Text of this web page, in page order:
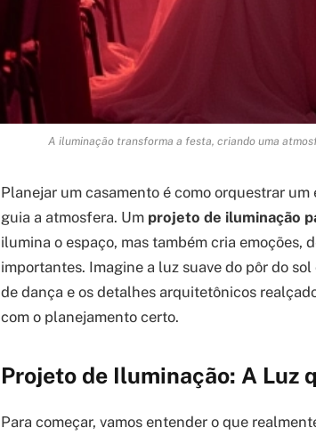
A iluminação transforma a festa, criando uma
Planejar um casamento é como orquestrar
guia a atmosfera. Um projeto de iluminação
ilumina o espaço, mas também cria emoções,
importantes. Imagine a luz suave do pôr do
de dança e os detalhes arquitetônicos
com o planejamento certo.
Projeto de Iluminação: A Luz
Para começar, vamos entender o que